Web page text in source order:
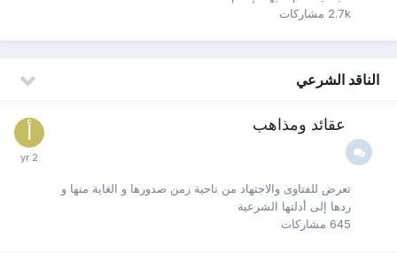
2.7k
مشاركات
الناقد الشرعي
عقائد ومذاهب
تعرض للفتاوى والاجتهاد من ناحية زمن صدورها و الغاية منها و
ردها إلى أدلتها الشرعية
645
مشاركات